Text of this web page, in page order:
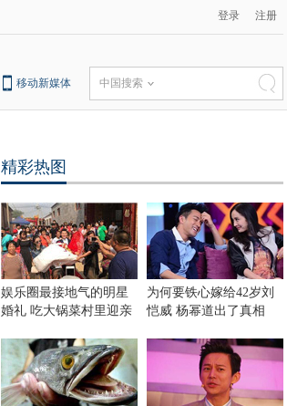
登录 注册
移动新媒体 中国搜索
精彩热图
娱乐圈最接地气的明星
婚礼 吃大锅菜村里迎亲
为何要铁心嫁给42岁刘
恺威 杨幂道出了真相